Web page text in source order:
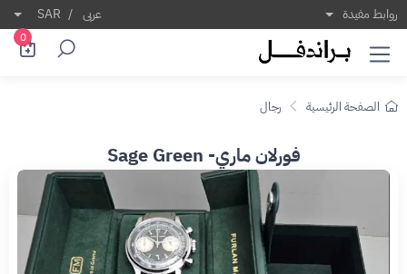
روابط مفيدة عربى /
SAR
0
الصفحة الرئيسية رجال
فورلان ماري- Sage Green